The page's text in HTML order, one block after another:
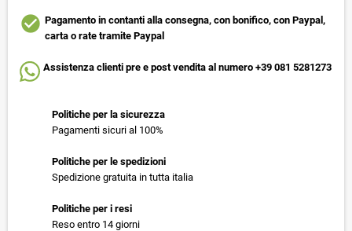
check_circle Pagamento in contanti alla consegna, con bonifico, con Paypal,
carta o rate tramite Paypal
Assistenza clienti pre e post vendita al numero +39 081 5281273
Politiche per la sicurezza
Pagamenti sicuri al 100%
Politiche per le spedizioni
Spedizione gratuita in tutta italia
Politiche per i resi
Reso entro 14 giorni